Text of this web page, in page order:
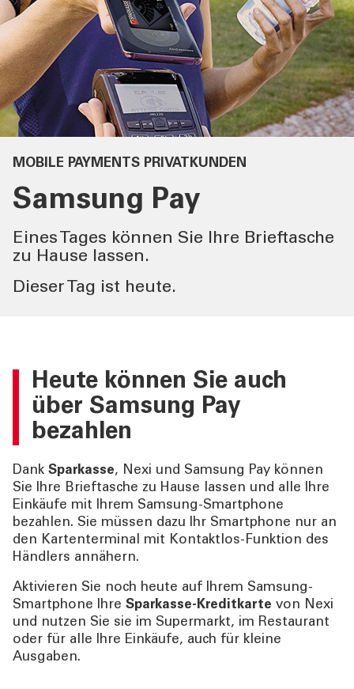
DIENSTLEISTUNGEN
PRIVATKUNDEN
DIENSTLEISTUNGEN
GESCHÄFTSKUNDEN
MEHR ALS BANK
ÜBER UNS
TOOLS
AKTUELLES
MOBILE PAYMENTS PRIVATKUNDEN
Samsung Pay
Eines Tages können Sie Ihre Brieftasche
zu Hause lassen.
Dieser Tag ist heute.
Heute können Sie auch
über Samsung Pay
bezahlen
Dank Sparkasse, Nexi und Samsung Pay können
Sie Ihre Brieftasche zu Hause lassen und alle Ihre
Einkäufe mit Ihrem Samsung‐Smartphone
bezahlen. Sie müssen dazu Ihr Smartphone nur an
den Kartenterminal mit Kontaktlos-Funktion des
Händlers annähern.
Aktivieren Sie noch heute auf Ihrem Samsung‐
Smartphone Ihre Sparkasse-Kreditkarte von Nexi
und nutzen Sie sie im Supermarkt, im Restaurant
oder für alle Ihre Einkäufe, auch für kleine
Ausgaben.